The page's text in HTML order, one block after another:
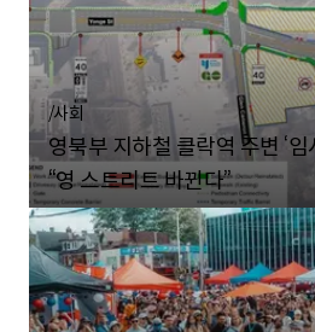
/사회
영북부 지하철 클락역 주변 ‘
“영 스트리트 바뀐다”